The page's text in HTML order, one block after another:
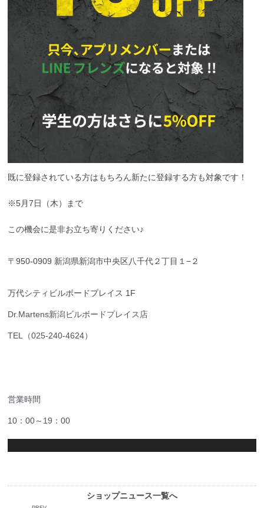
既に登録されている方はもちろん新たに登録する方も対象です！
※5月7日（木）まで
この機会に是非お立ち寄りください♪
〒950-0909 新潟県新潟市中央区八千代２丁目１−２
万代シティビルボードプレイス 1F
Dr.Martens新潟ビルボードプレイス店
TEL（025-240-4624）
営業時間
10：00～19：00
ショップニュース一覧へ